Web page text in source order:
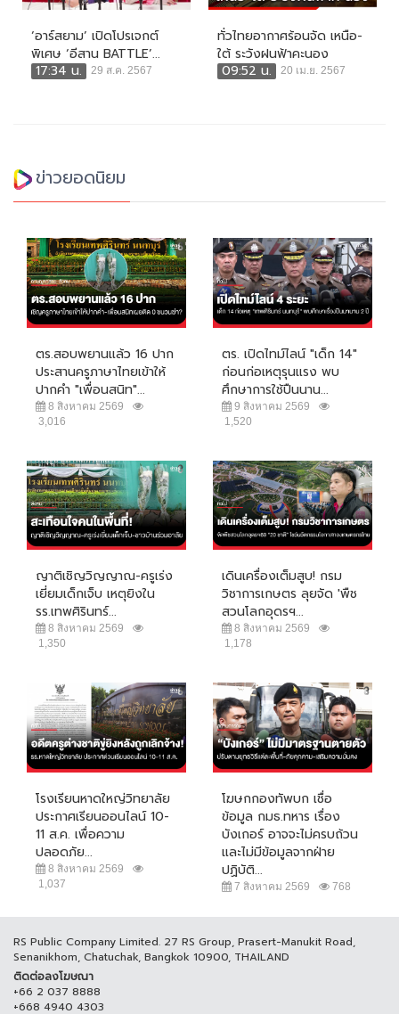
‘อาร์สยาม’ เปิดโปรเจกต์
พิเศษ ‘อีสาน BATTLE’...
17:34 น.
29 ส.ค. 2567
ทั่วไทยอากาศร้อนจัด เหนือ-
ใต้ ระวังฝนฟ้าคะนอง
09:52 น.
20 เม.ย. 2567
ข่าวยอดนิยม
ตร.สอบพยานแล้ว 16 ปาก
ประสานครูภาษาไทยเข้าให้
ปากคำ "เพื่อนสนิท"...
8 สิงหาคม 2569
3,016
ตร. เปิดไทม์ไลน์ "เด็ก 14"
ก่อนก่อเหตุรุนแรง พบ
ศึกษาการใช้ปืนนาน...
9 สิงหาคม 2569
1,520
ญาติเชิญวิญญาณ-ครูเร่ง
เยี่ยมเด็กเจ็บ เหตุยิงใน
รร.เทพศิรินทร์...
8 สิงหาคม 2569
1,350
เดินเครื่องเต็มสูบ! กรม
วิชาการเกษตร ลุยจัด 'พืช
สวนโลกอุดรฯ...
8 สิงหาคม 2569
1,178
โรงเรียนหาดใหญ่วิทยาลัย
ประกาศเรียนออนไลน์ 10-
11 ส.ค. เพื่อความ
ปลอดภัย...
8 สิงหาคม 2569
1,037
โฆษกกองทัพบก เชื่อ
ข้อมูล กมธ.ทหาร เรื่อง
บังเกอร์ อาจจะไม่ครบถ้วน
และไม่มีข้อมูลจากฝ่าย
ปฏิบัติ...
7 สิงหาคม 2569 768
RS Public Company Limited. 27 RS Group, Prasert-Manukit Road,
Senanikhom, Chatuchak, Bangkok 10900, THAILAND
ติดต่อลงโฆษณา
+66 2 037 8888
+668 4940 4303